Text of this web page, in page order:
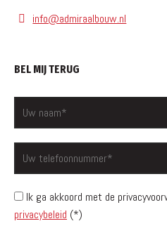
info@admiraalbouw.nl
BEL MIJ TERUG
Ik ga akkoord met de
privacybeleid (*)